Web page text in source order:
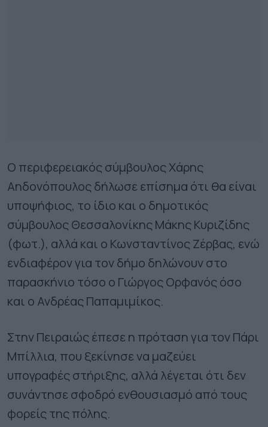
Ο περιφερειακός σύµβουλος Χάρης
Αηδονόπουλος δήλωσε επίσηµα ότι θα είναι
υποψήφιος, το ίδιο και ο δηµοτικός
σύµβουλος Θεσσαλονίκης Μάκης Κυριζίδης
(φωτ.), αλλά και ο Κωνσταντίνος Ζέρβας, ενώ
ενδιαφέρον για τον δήµο δηλώνουν στο
παρασκήνιο τόσο ο Γιώργος Ορφανός όσο
και ο Ανδρέας Παπαµιµίκος.
Στην Πειραιώς έπεσε η πρόταση για τον Πάρι
Μπίλλια, που ξεκίνησε να µαζεύει
υπογραφές στήριξης, αλλά λέγεται ότι δεν
συνάντησε σφοδρό ενθουσιασµό από τους
φορείς της πόλης.